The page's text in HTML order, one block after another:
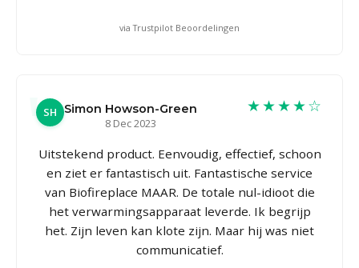
via Trustpilot Beoordelingen
SH Simon Howson-Green
8 Dec 2023
★★★★☆
Uitstekend product. Eenvoudig, effectief, schoon
en ziet er fantastisch uit. Fantastische service
van Biofireplace MAAR. De totale nul-idioot die
het verwarmingsapparaat leverde. Ik begrijp
het. Zijn leven kan klote zijn. Maar hij was niet
communicatief.